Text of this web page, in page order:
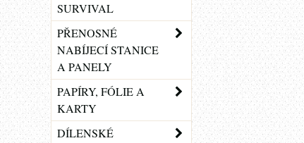
SURVIVAL
PŘENOSNÉ
NABÍJECÍ STANICE
A PANELY
PAPÍRY, FÓLIE A
KARTY
DÍLENSKÉ